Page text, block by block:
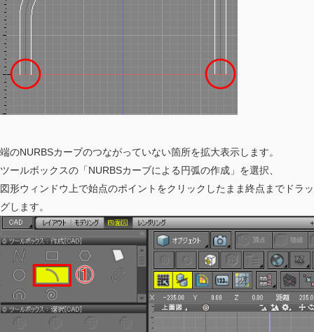
端のNURBSカーブのつながっていない箇所を拡大表示します。
ツールボックスの「NURBSカーブによる円弧の作成」を選択、
図形ウィンドウ上で始点のポイントをクリックしたまま終点までドラッ
グします。